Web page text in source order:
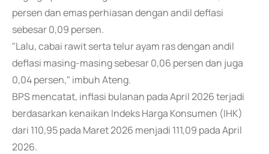
persen dan emas perhiasan dengan andil deflasi
sebesar 0,09 persen.
"Lalu, cabai rawit serta telur ayam ras dengan andil
deflasi masing-masing sebesar 0,06 persen dan juga
0,04 persen," imbuh Ateng.
BPS mencatat, inflasi bulanan pada April 2026 terjadi
berdasarkan kenaikan Indeks Harga Konsumen (IHK)
dari 110,95 pada Maret 2026 menjadi 111,09 pada April
2026.